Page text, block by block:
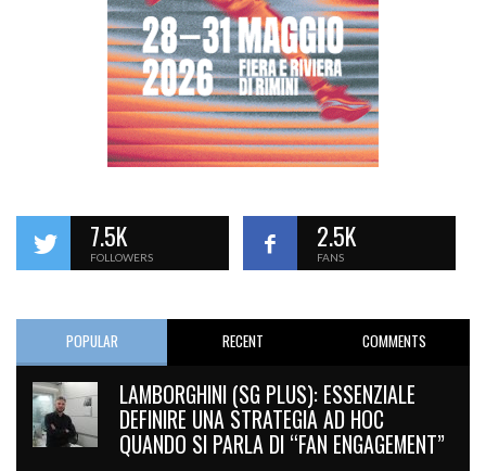
7.5K
FOLLOWERS
2.5K
FANS
POPULAR RECENT COMMENTS
LAMBORGHINI (SG PLUS): ESSENZIALE
DEFINIRE UNA STRATEGIA AD HOC
QUANDO SI PARLA DI “FAN ENGAGEMENT”